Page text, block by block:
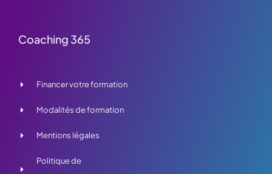
Coaching 365
Financer votre formation
Modalités de formation
Mentions légales
Politique de